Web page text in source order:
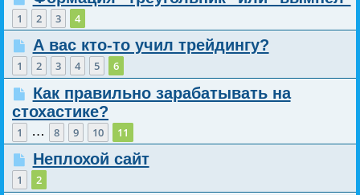
1 2 3 4
А вас кто-то учил трейдингу?
1 2 3 4 5 6
Как правильно зарабатывать на
стохастике?
1 … 8 9 10 11
Неплохой сайт
1 2